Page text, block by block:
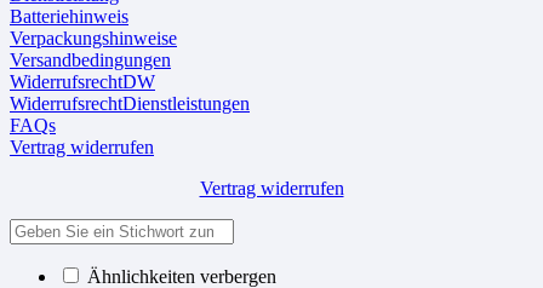
Batteriehinweis
Verpackungshinweise
Versandbedingungen
WiderrufsrechtDW
WiderrufsrechtDienstleistungen
FAQs
Vertrag widerrufen
Vertrag widerrufen
Ähnlichkeiten verbergen